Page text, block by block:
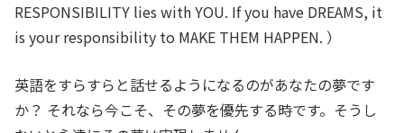
RESPONSIBILITY lies with YOU. If you have DREAMS, it
is your responsibility to MAKE THEM HAPPEN. ）
英語をすらすらと話せるようになるのがあなたの夢です
か？ それなら今こそ、その夢を優先する時です。そうし